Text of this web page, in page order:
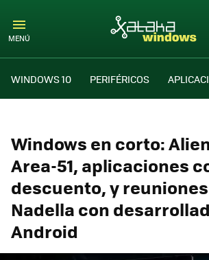
MENÚ
WINDOWS 10 PERIFÉRICOS
Windows en corto:
Area-51, aplicaciones
descuento, y
Nadella con
Android